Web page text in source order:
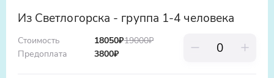
Из Светлогорска - группа 1-4 человека
Стоимость
Предоплата
18050₽19000₽
3800₽